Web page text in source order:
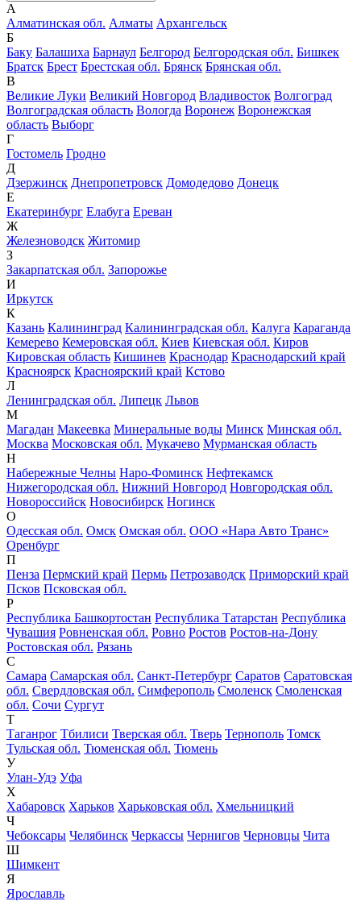
А
Алматинская обл. Алматы Архангельск
Б
Баку Балашиха Барнаул Белгород Белгородская обл. Бишкек
Братск Брест Брестская обл. Брянск Брянская обл.
В
Великие Луки Великий Новгород Владивосток Волгоград
Волгоградская область Вологда Воронеж Воронежская
область Выборг
Г
Гостомель Гродно
Д
Дзержинск Днепропетровск Домодедово Донецк
Е
Екатеринбург Елабуга Ереван
Ж
Железноводск Житомир
З
Закарпатская обл. Запорожье
И
Иркутск
К
Казань Калининград Калининградская обл. Калуга Караганда
Кемерево Кемеровская обл. Киев Киевская обл. Киров
Кировская область Кишинев Краснодар Краснодарский край
Красноярск Красноярский край Кстово
Л
Ленинградская обл. Липецк Львов
М
Магадан Макеевка Минеральные воды Минск Минская обл.
Москва Московская обл. Мукачево Мурманская область
Н
Набережные Челны Наро-Фоминск Нефтекамск
Нижегородская обл. Нижний Новгород Новгородская обл.
Новороссийск Новосибирск Ногинск
О
Одесская обл. Омск Омская обл. ООО «Нара Авто Транс»
Оренбург
П
Пенза Пермский край Пермь Петрозаводск Приморский край
Псков Псковская обл.
Р
Республика Башкортостан Республика Татарстан Республика
Чувашия Ровненская обл. Ровно Ростов Ростов-на-Дону
Ростовская обл. Рязань
С
Самара Самарская обл. Санкт-Петербург Саратов Саратовская
обл. Свердловская обл. Симферополь Смоленск Смоленская
обл. Сочи Сургут
Т
Таганрог Тбилиси Тверская обл. Тверь Тернополь Томск
Тульская обл. Тюменская обл. Тюмень
У
Улан-Удэ Уфа
Х
Хабаровск Харьков Харьковская обл. Хмельницкий
Ч
Чебоксары Челябинск Черкассы Чернигов Черновцы Чита
Ш
Шимкент
Я
Ярославль